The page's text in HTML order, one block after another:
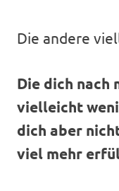
Die andere
Die dich nach
vielleicht
dich aber
viel mehr